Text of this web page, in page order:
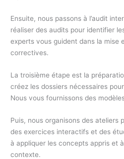
Ensuite, nous passons à l’audit
réaliser des audits pour identifier
experts vous guident dans la
correctives.
La troisième étape est la
créez les dossiers nécessaires
Nous vous fournissons des
Puis, nous organisons des ateliers
des exercices interactifs et des
à appliquer les concepts appris et
contexte.